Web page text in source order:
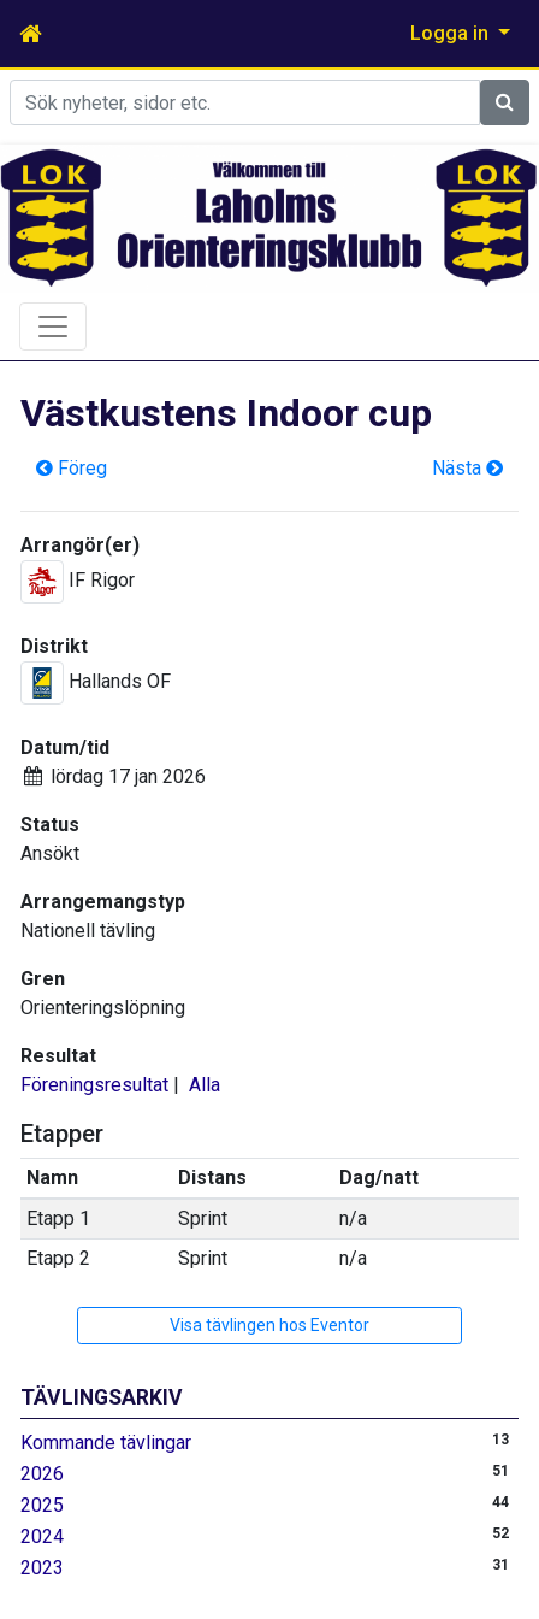
Logga in
Sök
TÄVLINGSARKIV
Kommande tävlingar 13
2026 51
2025 44
2024 52
2023 31
Västkustens Indoor cup
Föreg Nästa
Arrangör(er)
IF Rigor
Distrikt
Hallands OF
Datum/tid
lördag 17 jan 2026
Status
Ansökt
Arrangemangstyp
Nationell tävling
Gren
Orienteringslöpning
Resultat
Föreningsresultat | Alla
Etapper
Namn Distans
Dag/natt
Etapp 1
Sprint
n/a
Etapp 2
Sprint n/a
Visa tävlingen hos Eventor